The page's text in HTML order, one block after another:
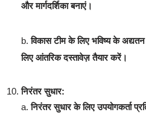
और मार्गदर्शिका बनाएं।
b.विकास टीम के लिए भविष्य के
लिए आंतरिक दस्तावेज़ तैयार करें।
निरंतर सुधार:
a.निरंतर सुधार के लिए उपयोगकर्ता